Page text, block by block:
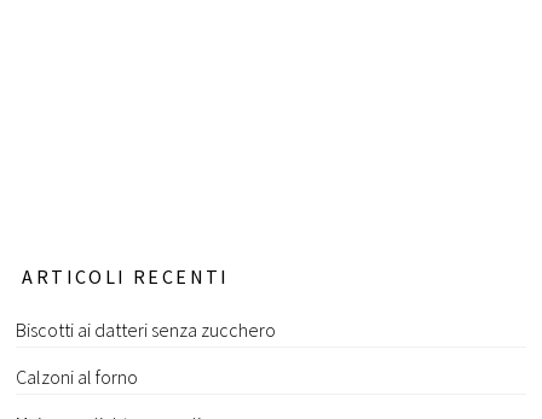
ARTICOLI RECENTI
Biscotti ai datteri senza zucchero
Calzoni al forno